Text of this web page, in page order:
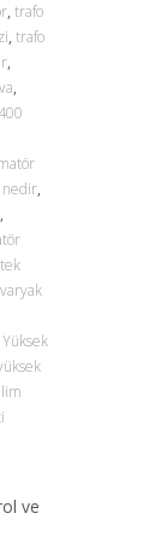
, trafo
, trafo
,
,
nedir,
,
varyak
Yüksek
ve